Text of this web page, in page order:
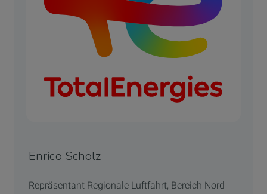
Enrico Scholz
Repräsentant Regionale Luftfahrt, Bereich Nord